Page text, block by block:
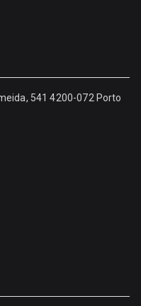
541 4200-072 Porto